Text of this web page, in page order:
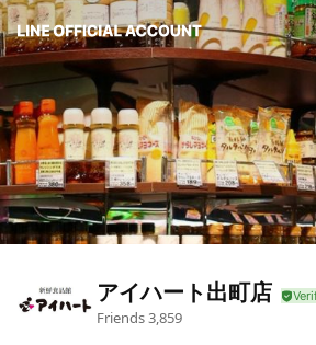
アイハート出町店
Friends3,859